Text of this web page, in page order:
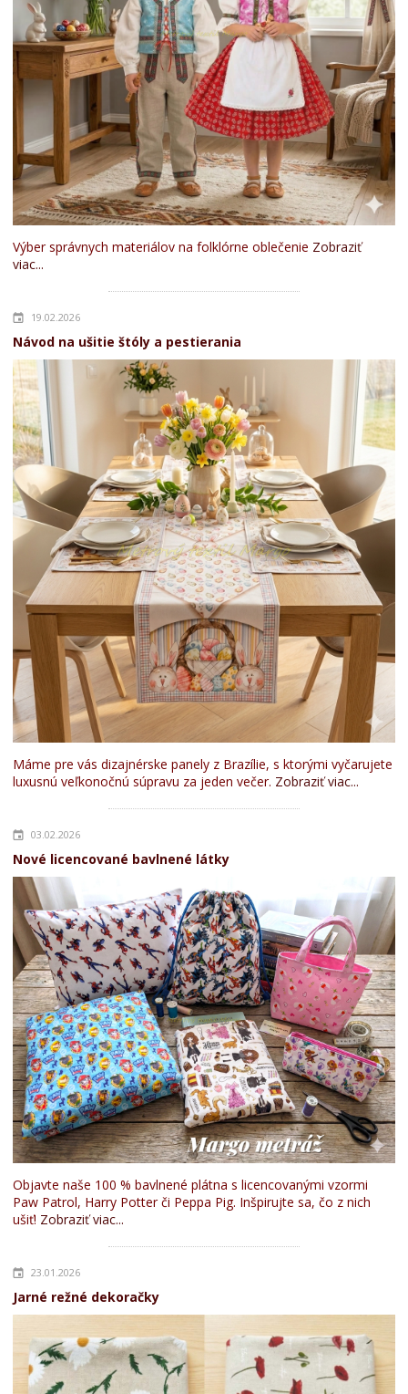
Výber správnych materiálov na folklórne oblečenie Zobraziť
viac...
19.02.2026
Návod na ušitie štóly a pestierania
Máme pre vás dizajnérske panely z Brazílie, s ktorými vyčarujete
luxusnú veľkonočnú súpravu za jeden večer. Zobraziť viac...
03.02.2026
Nové licencované bavlnené látky
Objavte naše 100 % bavlnené plátna s licencovanými vzormi
Paw Patrol, Harry Potter či Peppa Pig. Inšpirujte sa, čo z nich
ušiť! Zobraziť viac...
23.01.2026
Jarné režné dekoračky